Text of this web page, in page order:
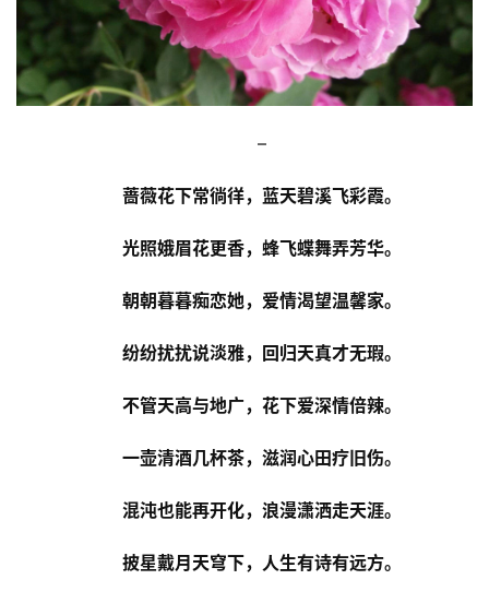
–
蔷薇花下常徜徉，蓝天碧溪飞彩霞。
光照娥眉花更香，蜂飞蝶舞弄芳华。
朝朝暮暮痴恋她，爱情渴望温馨家。
纷纷扰扰说淡雅，回归天真才无瑕。
不管天高与地广，花下爱深情倍辣。
一壶清酒几杯茶，滋润心田疗旧伤。
混沌也能再开化，浪漫潇洒走天涯。
披星戴月天穹下，人生有诗有远方。